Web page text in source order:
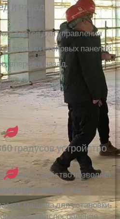
и назад
для управления
стеновых панелей
вперед и назад.
градусов устройство
устройство позволяет
горизонтально или
машина для установки
зажим
приспособления